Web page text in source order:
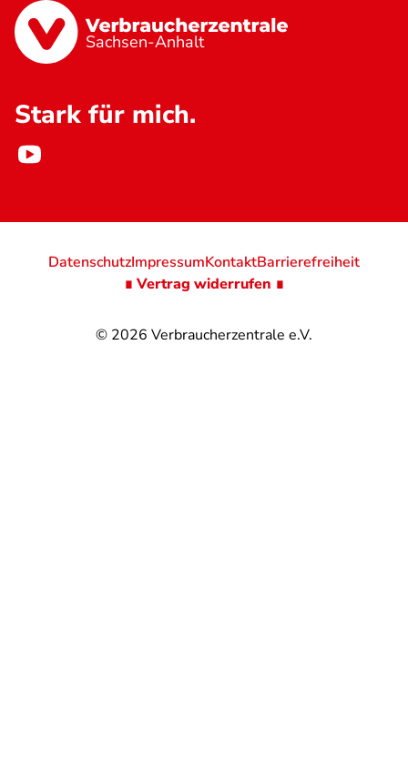
Sachsen-Anhalt
Stark für mich.
© 2026 Verbraucherzentrale e.V.
DatenschutzImpressumKontaktBarrierefreiheit
∎ Vertrag widerrufen ∎